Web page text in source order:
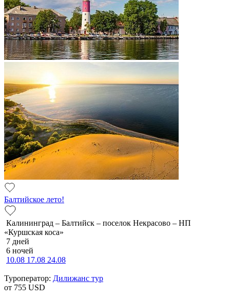
Балтийское лето!
Калининград – Балтийск – поселок Некрасово – НП
«Куршская коса»
7 дней
6 ночей
10.08 17.08 24.08
Туроператор: Дилижанс тур
от 755 USD